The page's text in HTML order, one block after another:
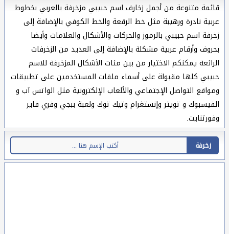
قائمة متنوعة من أجمل زخارف اسم حبيبي مزخرفة بالعربي بخطوط
عربية نادرة ورهيبة مثل خط الرقعة والخط الكوفي بالإضافة إلى
زخرفة اسم حبيبي بالرموز والحركات والأشكال والعلامات وأيضا
بحروف وأرقام عربية مشكلة بالإضافة إلى العديد من الزخرفات
الرائعة يمكنكم الاختيار من بين مئات الأشكال المزخرفة للاسم
حبيبي كلها مقبولة على أسماء ملفات المستخدمين على تطبيقات
ومواقع التواصل الإجتماعي والألعاب الإلكترونية مثل الواتس آب و
الفيسبوك و تويتر وإنستغرام وتيك توك ولعبة ببجي وفري فاير
وفورتنايت.
زخرفة